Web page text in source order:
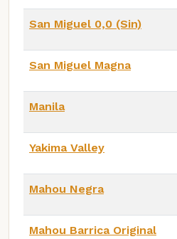
San Miguel 0,0 (Sin)
San Miguel Magna
Manila
Yakima Valley
Mahou Negra
Mahou Barrica Original